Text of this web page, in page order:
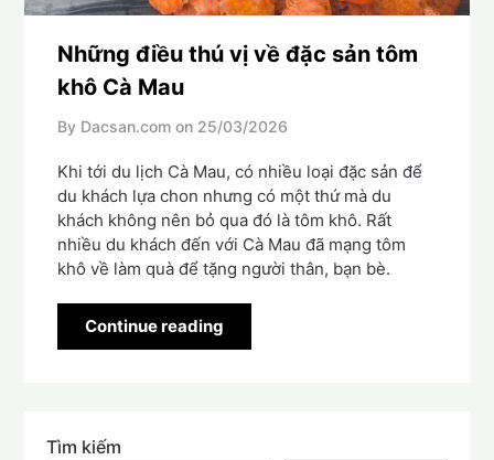
Những điều thú vị về đặc sản tôm
khô Cà Mau
By Dacsan.com on 25/03/2026
Khi tới du lịch Cà Mau, có nhiều loại đặc sản để
du khách lựa chon nhưng có một thứ mà du
khách không nên bỏ qua đó là tôm khô. Rất
nhiều du khách đến với Cà Mau đã mạng tôm
khô về làm quà để tặng người thân, bạn bè.
Continue reading
Tìm kiếm